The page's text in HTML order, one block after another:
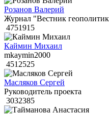
Розанов Валерий
Журнал "Вестник
4751915
Каймин Михаил
mkaymin2000
4512525
Масляков Сергей
Руководитель проекта
3032385